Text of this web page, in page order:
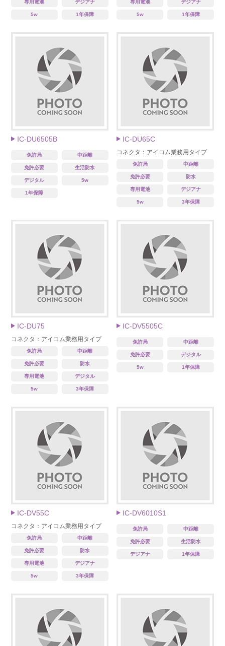
専用電池 デジアナ
5w 1年保障
専用電池 デジアナ
5w 1年保障
IC-DU6505B
免許局 中距離
免許必要 生活防水
デジタル 5w
1年保障
IC-DU65C
コネクタ：アイコム業務用タイプ
免許局 中距離
免許必要 防水
専用電池 デジアナ
5w 3年保障
IC-DU75
コネクタ：アイコム業務用タイプ
免許局 中距離
免許必要 防水
専用電池 デジタル
5w 3年保障
IC-DV5505C
免許局 中距離
免許必要 デジタル
5w 1年保障
IC-DV55C
コネクタ：アイコム業務用タイプ
免許局 中距離
免許必要 防水
専用電池 デジアナ
5w 3年保障
IC-DV6010S1
免許局 中距離
免許必要 生活防水
デジアナ 1年保障